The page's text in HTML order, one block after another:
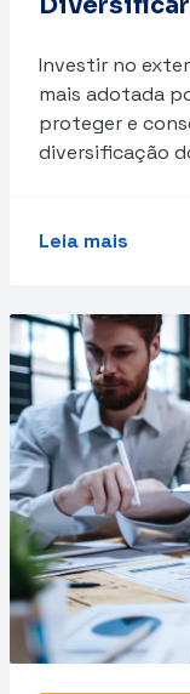
Investir no
mais adotada
proteger e
diversificação
Leia mais